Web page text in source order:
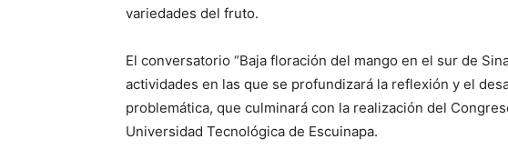
variedades del fruto.
El conversatorio “Baja floración del mango en el sur de
actividades en las que se profundizará la reflexión y el
problemática, que culminará con la realización del
Universidad Tecnológica de Escuinapa.